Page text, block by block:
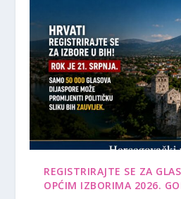
REGISTRIRAJTE SE ZA
OPĆIM IZBORIMA 2026.